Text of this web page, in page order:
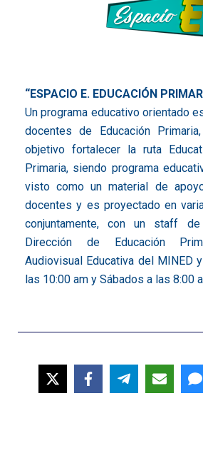
“ESPACIO E. EDUCACIÓN
Un programa educativo orientado
docentes de Educación
objetivo fortalecer la ruta
Primaria, siendo programa
visto como un material de
docentes y es proyectado en
conjuntamente, con un staff
Dirección de Educación
Audiovisual Educativa del MINED
las 10:00 am y Sábados a las 8:00